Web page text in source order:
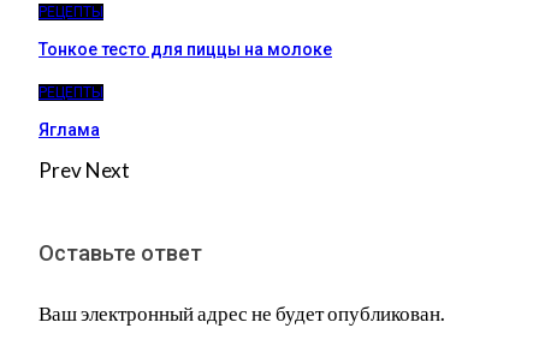
РЕЦЕПТЫ
Тонкое тесто для пиццы на молоке
РЕЦЕПТЫ
Яглама
PrevNext
Оставьте ответ
Ваш электронный адрес не будет опубликован.